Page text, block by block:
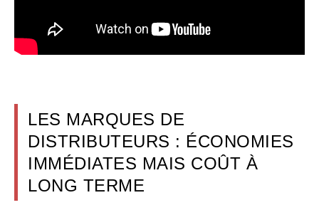
LES MARQUES DE
DISTRIBUTEURS : ÉCONOMIES
IMMÉDIATES MAIS COÛT À
LONG TERME